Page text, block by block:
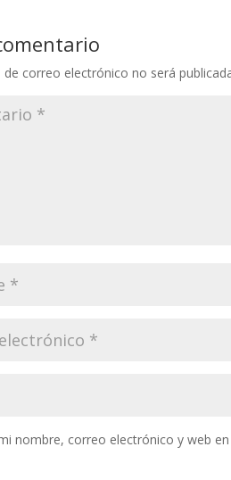
de correo electrónico no será
nombre, correo electrónico y web